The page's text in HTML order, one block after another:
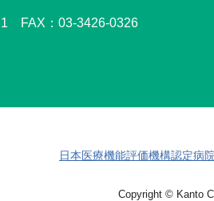
FAX：03-3426-0326
日本医療機能評価機構認定病
Copyright © Kanto